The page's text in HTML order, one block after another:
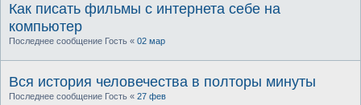
Как писать фильмы с интернета себе на
компьютер
Последнее сообщение Гость « 02 мар
Вся история человечества в полторы минуты
Последнее сообщение Гость « 27 фев